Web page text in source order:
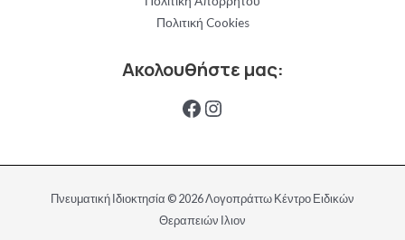
Πολιτική Cookies
Ακολουθήστε μας:
https://
Instagram
Πνευματική Ιδιοκτησία © 2026 Λογοπράττω Κέντρο Ειδικών
Θεραπειών Ιλιον